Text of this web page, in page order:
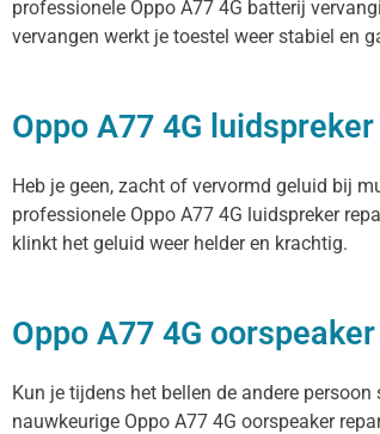
professionele Oppo A77 4G batterij
vervangen werkt je toestel weer stabiel en
Oppo A77 4G
Heb je geen, zacht of vervormd geluid bij
professionele Oppo A77 4G luidspreker
klinkt het geluid weer helder en krachtig.
Oppo A77 4G
Kun je tijdens het bellen de andere
nauwkeurige Oppo A77 4G oorspeaker